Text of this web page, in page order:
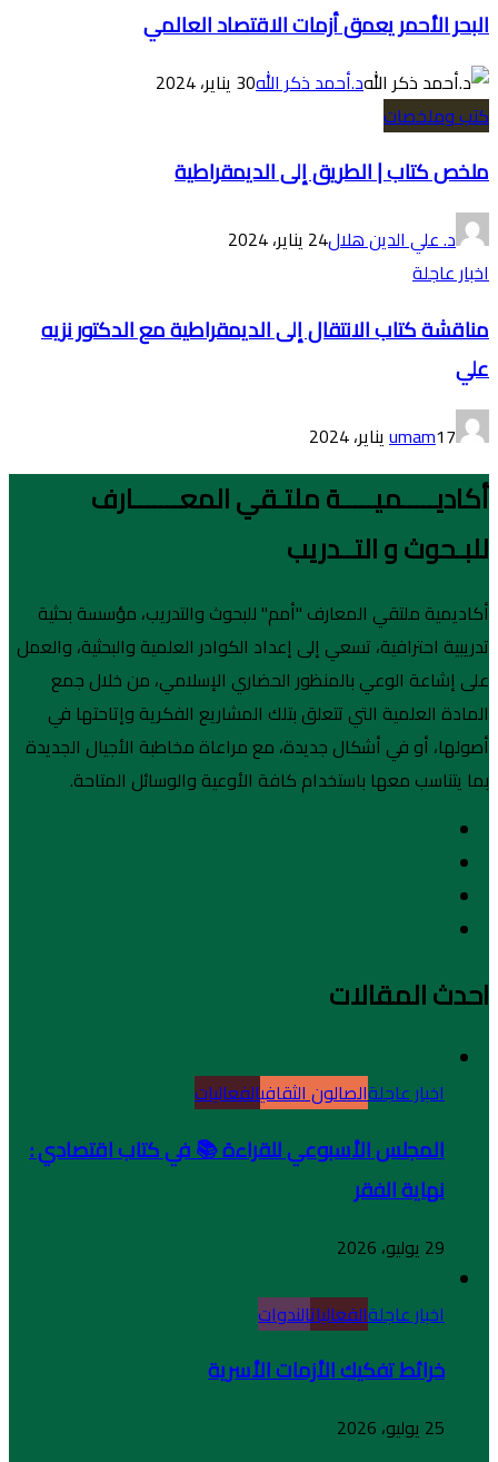
البحر الأحمر يعمق أزمات الاقتصاد العالمي
د.أحمد ذكر الله30 يناير، 2024
كتب وملخصات
ملخص كتاب | الطريق إلى الديمقراطية
د. علي الدين هلال24 يناير، 2024
اخبار عاجلة
مناقشة كتاب الانتقال إلى الديمقراطية مع الدكتور نزيه
علي
umam17 يناير، 2024
أكاديـــــميـــــة ملتـقي المعـــــــارف
للبـحوث و التــدريب
أكاديمية ملتقي المعارف "أمم" للبحوث والتدريب، مؤسسة بحثية
تدريبية احترافية، تسعي إلى إعداد الكوادر العلمية والبحثية، والعمل
على إشاعة الوعي بالمنظور الحضاري الإسلامي، من خلال جمع
المادة العلمية التي تتعلق بتلك المشاريع الفكرية وإتاحتها في
أصولها، أو في أشكال جديدة، مع مراعاة مخاطبة الأجيال الجديدة
بما يتناسب معها باستخدام كافة الأوعية والوسائل المتاحة.
احدث المقالات
اخبار عاجلةالصالون الثقافيالفعاليات
المجلس الأسبوعي للقراءة 📚 في كتاب اقتصادي :
نهاية الفقر
29 يوليو، 2026
اخبار عاجلةالفعالياتالندوات
خرائط تفكيك الأزمات الأسرية
25 يوليو، 2026